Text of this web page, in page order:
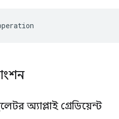
অ্যাপ্লাই গ্রেডিয়েন্ট